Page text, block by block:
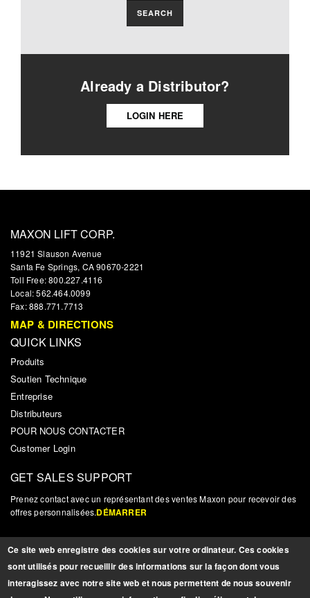
SEARCH
Already a Distributor?
LOGIN HERE
MAXON LIFT CORP.
11921 Slauson Avenue
Santa Fe Springs, CA 90670-2221
Toll Free: 800.227.4116
Local: 562.464.0099
Fax: 888.771.7713
MAP & DIRECTIONS
QUICK LINKS
Produits
Soutien Technique
Entreprise
Distributeurs
POUR NOUS CONTACTER
Customer Login
GET SALES SUPPORT
Prenez contact avec un représentant des ventes Maxon pour recevoir des
offres personnalisées.DÉMARRER
NOUVELLES ET MISES À JOUR
Inscrivez-vous pour recevoir des mises à jour, des nouvelles et autres
informations pertinentes sur les produits. INSCRIPTION
Ce site web enregistre des cookies sur votre ordinateur. Ces cookies
sont utilisés pour recueillir des informations sur la façon dont vous
interagissez avec notre site web et nous permettent de nous souvenir